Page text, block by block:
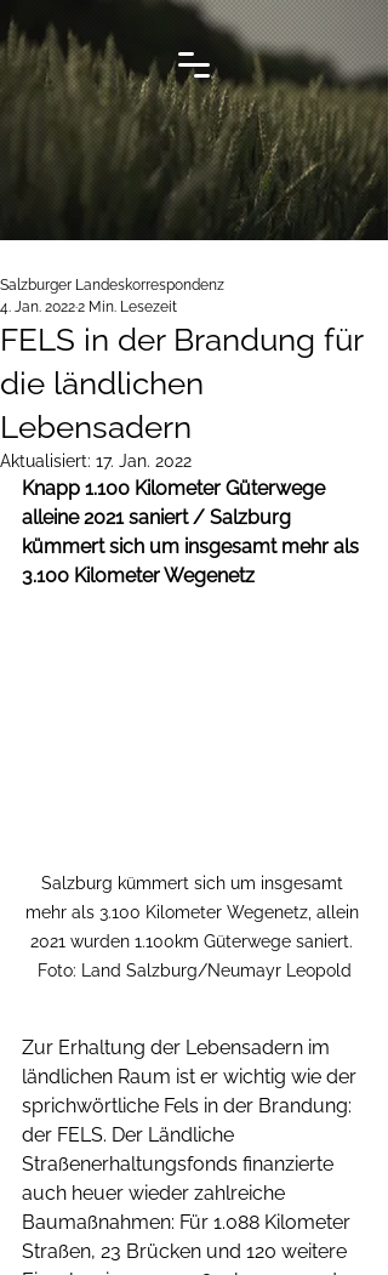
FELS in der Brandung für
die ländlichen
Lebensadern
Salzburger Landeskorrespondenz
4. Jan. 20222 Min. Lesezeit
Aktualisiert: 17. Jan. 2022
Knapp 1.100 Kilometer Güterwege
alleine 2021 saniert / Salzburg
kümmert sich um insgesamt mehr als
3.100 Kilometer Wegenetz
Salzburg kümmert sich um insgesamt
mehr als 3.100 Kilometer Wegenetz, allein
2021 wurden 1.100km Güterwege saniert.
Foto: Land Salzburg/Neumayr Leopold
Zur Erhaltung der Lebensadern im
ländlichen Raum ist er wichtig wie der
sprichwörtliche Fels in der Brandung:
der FELS. Der Ländliche
Straßenerhaltungsfonds finanzierte
auch heuer wieder zahlreiche
Baumaßnahmen: Für 1.088 Kilometer
Straßen, 23 Brücken und 120 weitere